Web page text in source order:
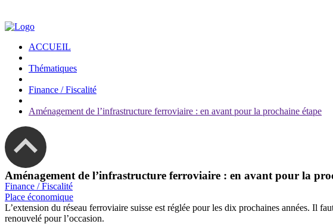
ACCUEIL
Thématiques
Finance / Fiscalité
Aménagement de l’infrastructure ferroviaire : en avant pour la prochaine étape
Aménagement de l’infrastructure ferroviaire : en avant pour la
Finance / Fiscalité
Place économique
L’extension du réseau ferroviaire suisse est réglée pour les dix prochaines années. Il
renouvelé pour l’occasion.